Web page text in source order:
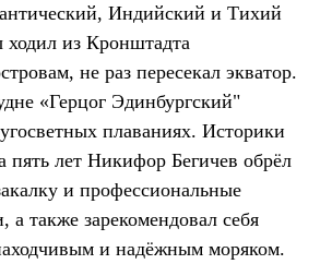
Индийский и Тихий
из Кронштадта
не раз пересекал экватор.
«Герцог Эдинбургский"
плаваниях. Историки
пять лет Никифор Бегичев обрёл
и профессиональные
а также зарекомендовал себя
и надёжным моряком.